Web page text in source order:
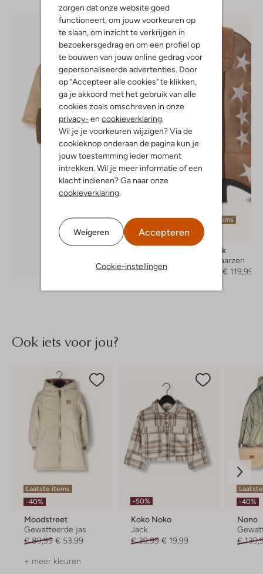
zorgen dat onze website goed
functioneert, om jouw voorkeuren op
te slaan, om inzicht te verkrijgen in
bezoekersgedrag en om een profiel op
te bouwen van jouw online gedrag voor
gepersonaliseerde advertenties. Door
op "Accepteer alle cookies" te klikken,
ga je akkoord met het gebruik van alle
cookies zoals omschreven in onze
privacy- en cookieverklaring.
Wil je je voorkeuren wijzigen? Via de
cookieknop onderaan de pagina kun je
jouw toestemming ieder moment
intrekken. Wil je meer informatie of een
klacht indienen? Ga naar onze
cookieverklaring.
Weigeren Accepteren
Cookie-instellingen
Ontdek de look
Laatste items
-20%
Bootstock
Cowboylaarzen
€ 119,99
Ook iets voor jou?
Laatste items
-40%
Moodstreet
Gewatteerde jas
€ 89,99 € 53,99
+ meer kleuren
-50%
Koko Noko
Jack
€ 39,99 € 19,99
-40%
Nono
€